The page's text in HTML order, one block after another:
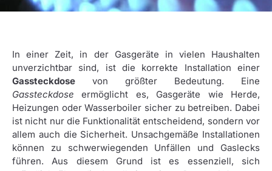
In einer Zeit, in der Gasgeräte in vielen Haushalten
unverzichtbar sind, ist die korrekte Installation einer
Gassteckdose von größter Bedeutung. Eine
Gassteckdose ermöglicht es, Gasgeräte wie Herde,
Heizungen oder Wasserboiler sicher zu betreiben. Dabei
ist nicht nur die Funktionalität entscheidend, sondern vor
allem auch die Sicherheit. Unsachgemäße Installationen
können zu schwerwiegenden Unfällen und Gaslecks
führen. Aus diesem Grund ist es essenziell, sich